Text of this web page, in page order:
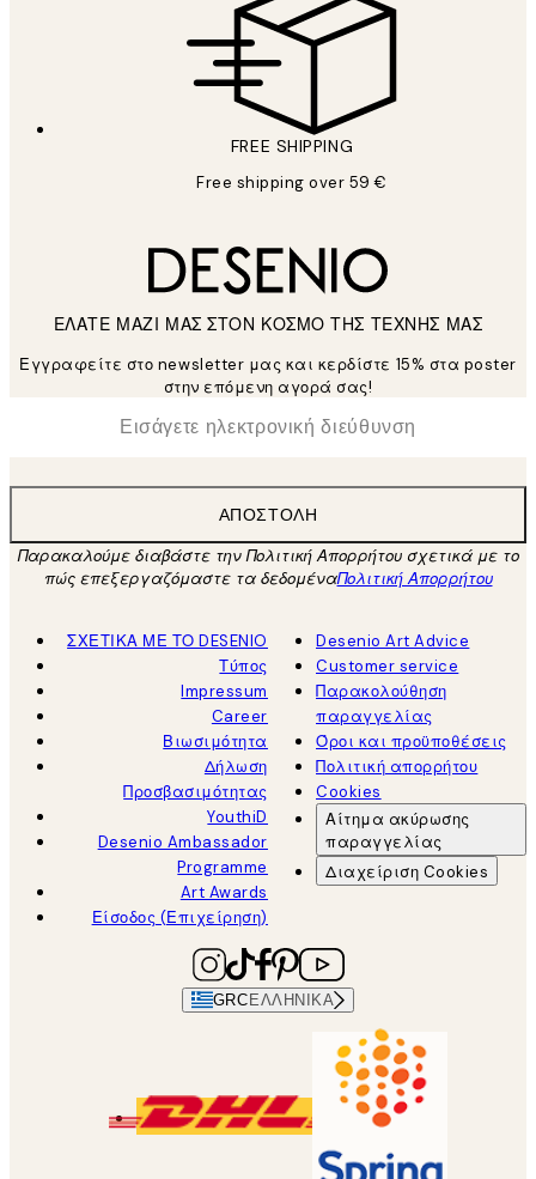
FREE SHIPPING
Free shipping over 59 €
ΕΛΑΤΕ ΜΑΖΙ ΜΑΣ ΣΤΟΝ ΚΟΣΜΟ ΤΗΣ ΤΕΧΝΗΣ ΜΑΣ
Εγγραφείτε στο newsletter μας και κερδίστε 15% στα poster
στην επόμενη αγορά σας!
Ηλεκτρονική Διεύθυνση
ΑΠΟΣΤΟΛΉ
Παρακαλούμε διαβάστε την Πολιτική Απορρήτου σχετικά με το
πώς επεξεργαζόμαστε τα δεδομέναΠολιτική Απορρήτου
ΣΧΕΤΙΚΑ ΜΕ ΤΟ DESENIO
Τύπος
Impressum
Career
Βιωσιμότητα
Δήλωση
Προσβασιμότητας
YouthiD
Desenio Ambassador
Programme
Art Awards
Είσοδος (Επιχείρηση)
Desenio Art Advice
Customer service
Παρακολούθηση
παραγγελίας
Όροι και προϋποθέσεις
Πολιτική απορρήτου
Cookies
Αίτημα ακύρωσης
παραγγελίας
Διαχείριση Cookies
GRC ΕΛΛΗΝΙΚΆ